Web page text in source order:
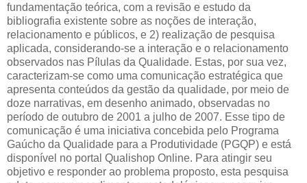
fundamentação teórica, com a revisão e estudo da
bibliografia existente sobre as noções de interação,
relacionamento e públicos, e 2) realização de pesquisa
aplicada, considerando-se a interação e o relacionamento
observados nas Pílulas da Qualidade. Estas, por sua vez,
caracterizam-se como uma comunicação estratégica que
apresenta conteúdos da gestão da qualidade, por meio de
doze narrativas, em desenho animado, observadas no
período de outubro de 2001 a julho de 2007. Esse tipo de
comunicação é uma iniciativa concebida pelo Programa
Gaúcho da Qualidade para a Produtividade (PGQP) e está
disponível no portal Qualishop Online. Para atingir seu
objetivo e responder ao problema proposto, esta pesquisa